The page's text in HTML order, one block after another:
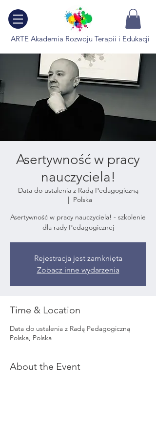
ARTE Akademia Rozwoju Terapii i Edukacji
Asertywność w pracy
nauczyciela!
Data do ustalenia z Radą Pedagogiczną
  |
Polska
Asertywność w pracy nauczyciela! - szkolenie
dla rady Pedagogicznej
Rejestracja jest zamknięta
Zobacz inne wydarzenia
Time & Location
Data do ustalenia z Radą Pedagogiczną
Polska, Polska
About the Event